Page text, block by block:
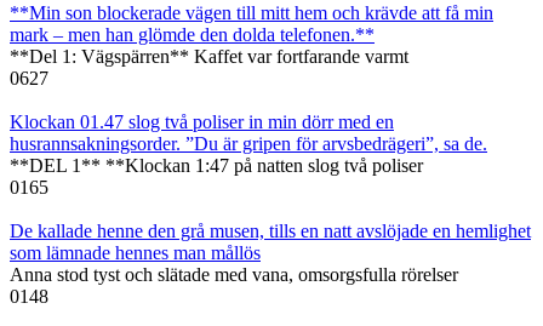
**Min son blockerade vägen till mitt hem och krävde att få min
mark – men han glömde den dolda telefonen.**
**Del 1: Vägspärren** Kaffet var fortfarande varmt
0627
Klockan 01.47 slog två poliser in min dörr med en
husrannsakningsorder. ”Du är gripen för arvsbedrägeri”, sa de.
**DEL 1** **Klockan 1:47 på natten slog två poliser
0165
De kallade henne den grå musen, tills en natt avslöjade en hemlighet
som lämnade hennes man mållös
Anna stod tyst och slätade med vana, omsorgsfulla rörelser
0148